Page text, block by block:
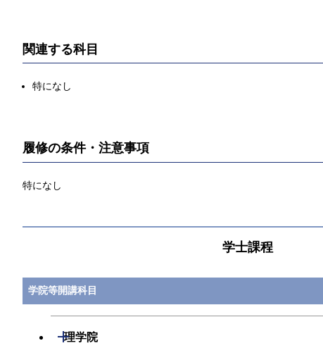
関連する科目
特になし
履修の条件・注意事項
特になし
学士課程
学院等開講科目
理学院
開閉